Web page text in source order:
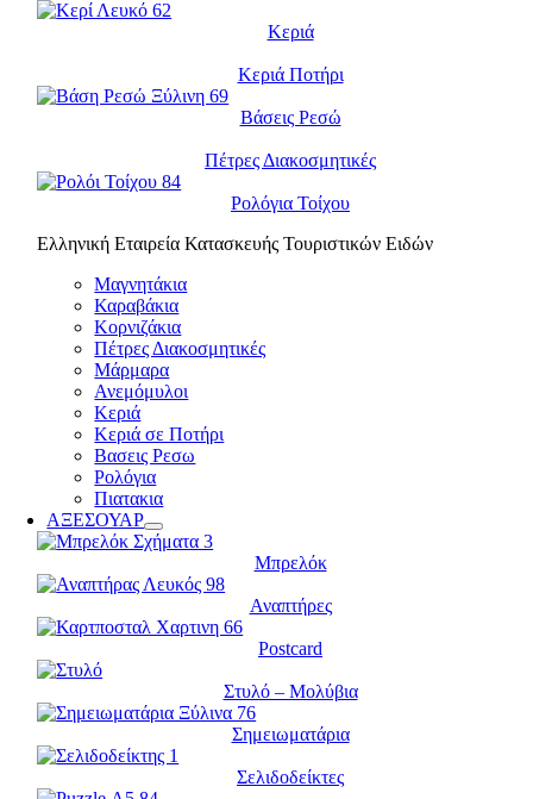
Κεριά
Κεριά Ποτήρι
Βάσεις Ρεσώ
Πέτρες Διακοσμητικές
Ρολόγια Τοίχου
Ελληνική Εταιρεία Κατασκευής Τουριστικών Ειδών
Μαγνητάκια
Καραβάκια
Κορνιζάκια
Πέτρες Διακοσμητικές
Μάρμαρα
Ανεμόμυλοι
Κεριά
Κεριά σε Ποτήρι
Βασεις Ρεσω
Ρολόγια
Πιατακια
ΑΞΕΣΟΥΑΡ
Μπρελόκ
Αναπτήρες
Postcard
Στυλό – Μολύβια
Σημειωματάρια
Σελιδοδείκτες